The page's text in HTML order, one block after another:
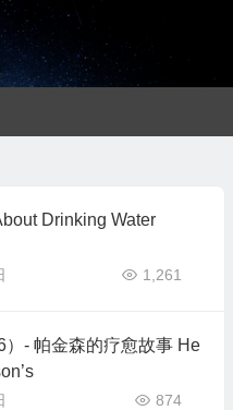
Drinking Water
1,261
）- 帕金森的疗愈故事 He
874